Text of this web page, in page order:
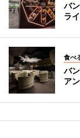
バ
ラ
食べ
バ
ア